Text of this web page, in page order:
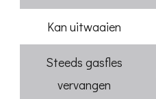
Kan uitwaaien
Steeds gasfles
vervangen